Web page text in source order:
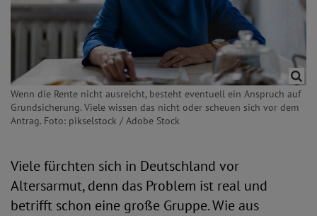
Wenn die Rente nicht ausreicht, besteht eventuell ein Anspruch auf
Grundsicherung. Viele wissen das nicht oder scheuen sich vor dem
Antrag. Foto: pikselstock / Adobe Stock
Viele fürchten sich in Deutschland vor
Altersarmut, denn das Problem ist real und
betrifft schon eine große Gruppe. Wie aus